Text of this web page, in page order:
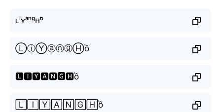
ʟⁱʏᵃⁿᵍʜᵒ̂̀
ⓁⓘⓎⓐⓝⓖⒽồ
🅻🅸🆈🅰🅽🅶🅷ồ
🄻🄸🅈🄰🄽🄶🄷ồ